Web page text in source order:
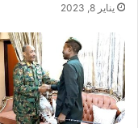
يناير 8, 2023